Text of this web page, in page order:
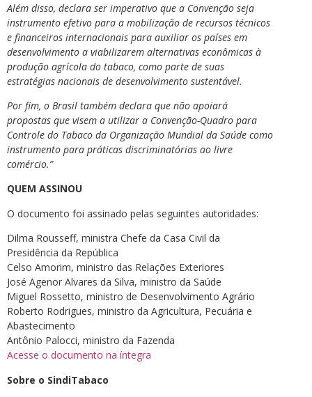
Além disso, declara ser imperativo que a Convenção seja
instrumento efetivo para a mobilização de recursos técnicos
e financeiros internacionais para auxiliar os países em
desenvolvimento a viabilizarem alternativas econômicas à
produção agrícola do tabaco, como parte de suas
estratégias nacionais de desenvolvimento sustentável.
Por fim, o Brasil também declara que não apoiará
propostas que visem a utilizar a Convenção-Quadro para
Controle do Tabaco da Organização Mundial da Saúde como
instrumento para práticas discriminatórias ao livre
comércio.”
QUEM ASSINOU
O documento foi assinado pelas seguintes autoridades:
Dilma Rousseff, ministra Chefe da Casa Civil da
Presidência da República
Celso Amorim, ministro das Relações Exteriores
José Agenor Alvares da Silva, ministro da Saúde
Miguel Rossetto, ministro de Desenvolvimento Agrário
Roberto Rodrigues, ministro da Agricultura, Pecuária e
Abastecimento
Antônio Palocci, ministro da Fazenda
Acesse o documento na íntegra
Sobre o SindiTabaco